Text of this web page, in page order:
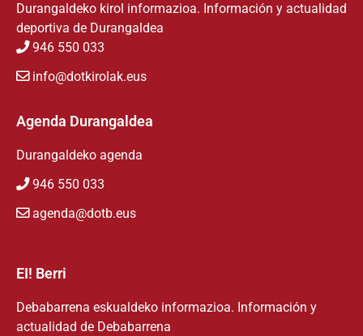
Durangaldeko kirol informazioa. Información y actualidad
deportiva de Durangaldea
946 550 033
info@dotkirolak.eus
Agenda Durangaldea
Durangaldeko agenda
946 550 033
agenda@dotb.eus
EI! Berri
Debabarrena eskualdeko informazioa. Información y
actualidad de Debabarrena